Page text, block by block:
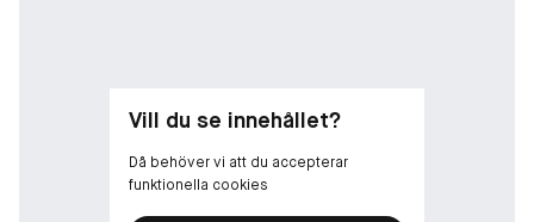
Vill du se innehållet?
Då behöver vi att du accepterar
funktionella cookies